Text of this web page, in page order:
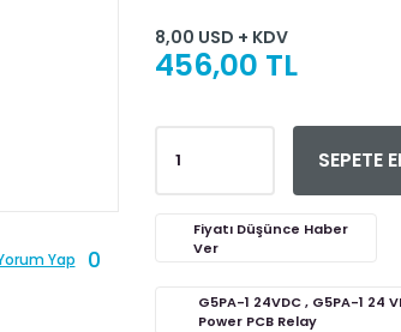
Yap 0
8,00 USD + KDV
456,00 TL
SEPETE
Fiyatı Düşünce Haber
Ver
G5PA-1 24VDC , G5PA-1 24
Power PCB Relay